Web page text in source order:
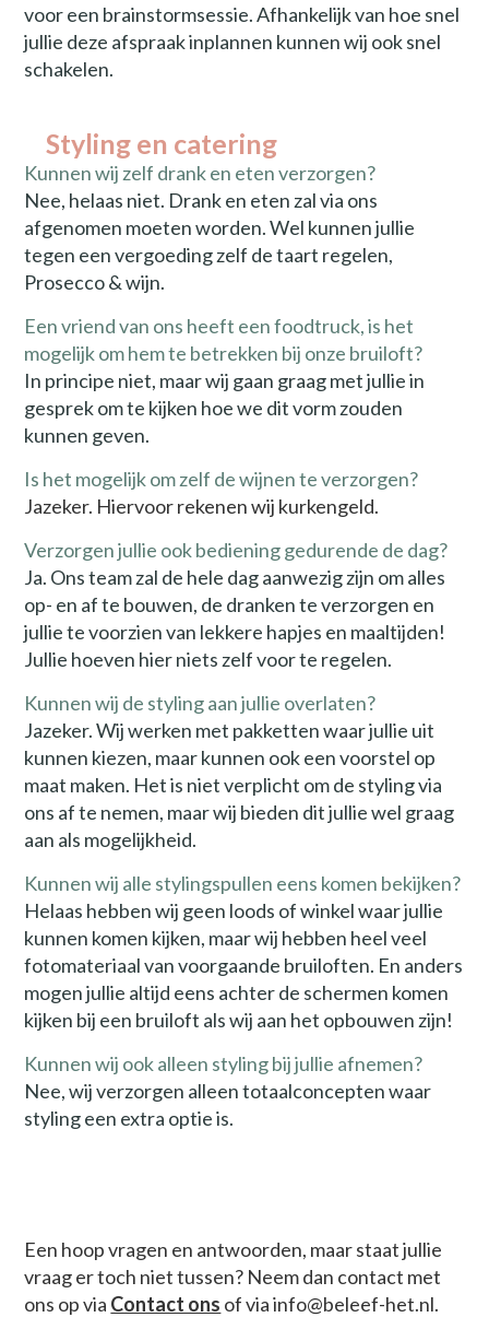
voor een brainstormsessie. Afhankelijk van hoe snel
jullie deze afspraak inplannen kunnen wij ook snel
schakelen.
Styling en catering
Kunnen wij zelf drank en eten verzorgen?
Nee, helaas niet. Drank en eten zal via ons
afgenomen moeten worden. Wel kunnen jullie
tegen een vergoeding zelf de taart regelen,
Prosecco & wijn.
Een vriend van ons heeft een foodtruck, is het
mogelijk om hem te betrekken bij onze bruiloft?
In principe niet, maar wij gaan graag met jullie in
gesprek om te kijken hoe we dit vorm zouden
kunnen geven.
Is het mogelijk om zelf de wijnen te verzorgen?
Jazeker. Hiervoor rekenen wij kurkengeld.
Verzorgen jullie ook bediening gedurende de dag?
Ja. Ons team zal de hele dag aanwezig zijn om alles
op- en af te bouwen, de dranken te verzorgen en
jullie te voorzien van lekkere hapjes en maaltijden!
Jullie hoeven hier niets zelf voor te regelen.
Kunnen wij de styling aan jullie overlaten?
Jazeker. Wij werken met pakketten waar jullie uit
kunnen kiezen, maar kunnen ook een voorstel op
maat maken. Het is niet verplicht om de styling via
ons af te nemen, maar wij bieden dit jullie wel graag
aan als mogelijkheid.
Kunnen wij alle stylingspullen eens komen bekijken?
Helaas hebben wij geen loods of winkel waar jullie
kunnen komen kijken, maar wij hebben heel veel
fotomateriaal van voorgaande bruiloften. En anders
mogen jullie altijd eens achter de schermen komen
kijken bij een bruiloft als wij aan het opbouwen zijn!
Kunnen wij ook alleen styling bij jullie afnemen?
Nee, wij verzorgen alleen totaalconcepten waar
styling een extra optie is.
Een hoop vragen en antwoorden, maar staat jullie
vraag er toch niet tussen? Neem dan contact met
ons op via Contact ons of via info@beleef-het.nl.